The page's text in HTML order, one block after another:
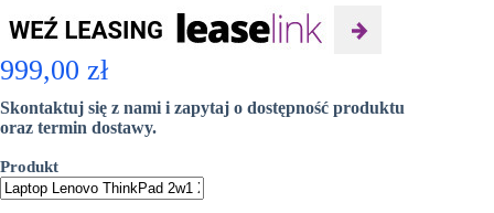
999,00 zł
Skontaktuj się z nami i zapytaj o dostępność produktu
oraz termin dostawy.
Produkt